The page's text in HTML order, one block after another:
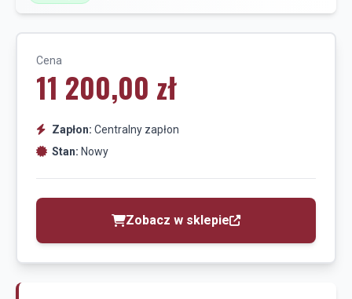
Cena
11 200,00 zł
Zapłon: Centralny zapłon
Stan: Nowy
Zobacz w sklepie